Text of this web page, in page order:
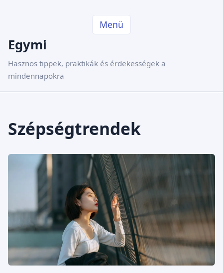
Menü
Egymi
Hasznos tippek, praktikák és érdekességek a
mindennapokra
Szépségtrendek